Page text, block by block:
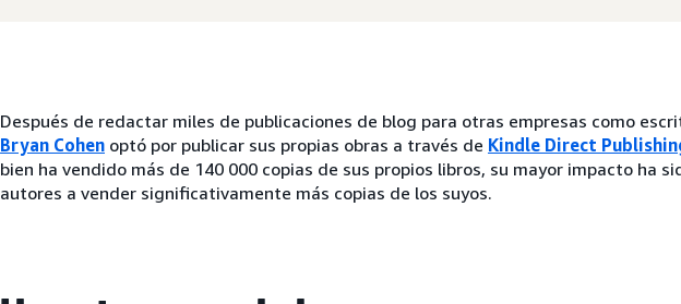
Después de redactar miles de publicaciones de blog para otras empresas como
Bryan Cohen optó por publicar sus propias obras a través de Kindle Direct
bien ha vendido más de 140 000 copias de sus propios libros, su mayor impacto ha
autores a vender significativamente más copias de los suyos.